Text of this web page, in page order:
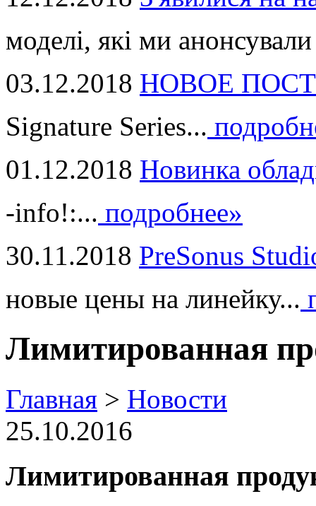
моделі, які ми
03.12.2018 НОВОЕ
Signature Series...
01.12.2018 Новинка
-info!:... подробнее»
30.11.2018 PreSonus
новые цены на линейку...
Лимитированная
Главная > Новости
25.10.2016
Лимитированная